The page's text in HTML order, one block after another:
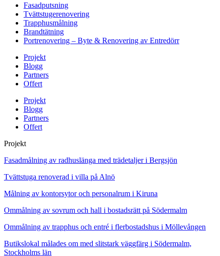
Fasadputsning
Tvättstugerenovering
Trapphusmålning
Brandtätning
Portrenovering – Byte & Renovering av Entredörr
Projekt
Blogg
Partners
Offert
Projekt
Blogg
Partners
Offert
Projekt
Fasadmålning av radhuslänga med trädetaljer i Bergsjön
Tvättstuga renoverad i villa på Alnö
Målning av kontorsytor och personalrum i Kiruna
Ommålning av sovrum och hall i bostadsrätt på Södermalm
Ommålning av trapphus och entré i flerbostadshus i Möllevången
Butikslokal målades om med slitstark väggfärg i Södermalm,
Stockholms län